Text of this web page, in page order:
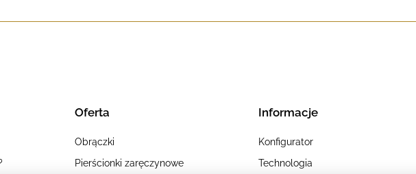
Oferta
Obrączki
Pierścionki zaręczynowe
Informacje
Konfigurator
Technologia